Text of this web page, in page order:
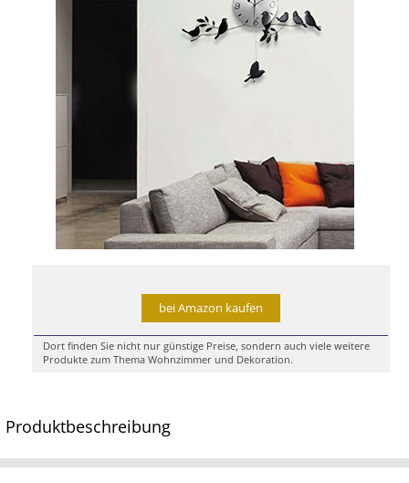
bei Amazon kaufen
Dort finden Sie nicht nur günstige Preise, sondern auch viele weitere
Produkte zum Thema Wohnzimmer und Dekoration.
Produktbeschreibung